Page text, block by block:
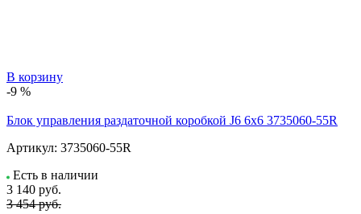
В корзину
-9 %
Блок управления раздаточной коробкой J6 6x6 3735060-55R
Артикул: 3735060-55R
Есть в наличии
3 140 руб.
3 454 руб.